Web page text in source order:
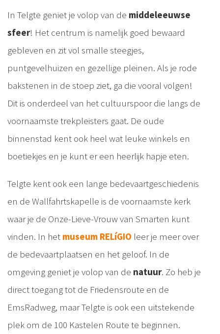
In Telgte geniet je volop van de middeleeuwse
sfeer! Het centrum is namelijk goed bewaard
gebleven en zit vol smalle steegjes,
puntgevelhuizen en gezellige pleinen. Als je rode
bakstenen in de stoep ziet, ga die vooral volgen!
Dit is onderdeel van het cultuurspoor die langs de
voornaamste trekpleisters gaat. De oude
binnenstad kent ook heel wat leuke winkels en
boetiekjes en je kunt er een heerlijk hapje eten.
Telgte kent ook een lange bedevaartgeschiedenis
en de Wallfahrtskapelle is de voornaamste kerk
waar je de Onze-Lieve-Vrouw van Smarten kunt
vinden. In het museum RELíGIO leer je meer over
de bedevaartplaatsen en het geloof. In de
omgeving geniet je volop van de natuur. Zo heb je
direct toegang tot de Friedensroute en de
EmsRadweg, maar Telgte is ook een uitstekende
plek om de 100 Kastelen Route te beginnen.